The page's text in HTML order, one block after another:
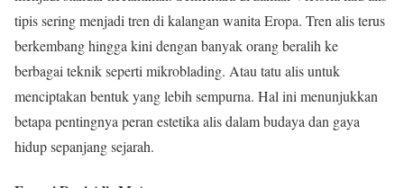
tipis sering menjadi tren di kalangan wanita Eropa. Tren alis terus
berkembang hingga kini dengan banyak orang beralih ke
berbagai teknik seperti mikroblading. Atau tatu alis untuk
menciptakan bentuk yang lebih sempurna. Hal ini menunjukkan
betapa pentingnya peran estetika alis dalam budaya dan gaya
hidup sepanjang sejarah.